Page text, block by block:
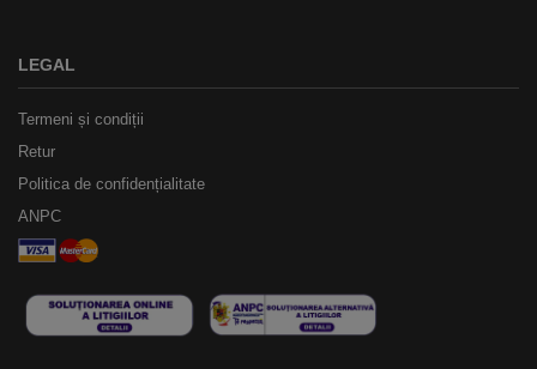
LEGAL
Termeni și condiții
Retur
Politica de confidențialitate
ANPC